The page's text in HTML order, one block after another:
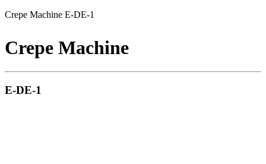
Crepe Machine E-DE-1
Crepe Machine
E-DE-1